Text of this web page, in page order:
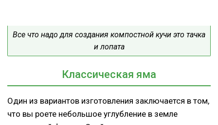
Все что надо для создания компостной кучи это тачка
и лопата
Классическая яма
Один из вариантов изготовления заключается в том,
что вы роете небольшое углубление в земле